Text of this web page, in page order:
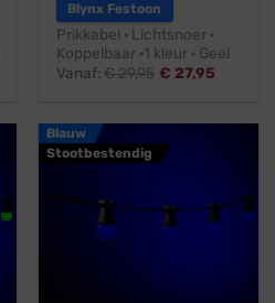
Blynx Festoon
Prikkabel · Lichtsnoer ·
Koppelbaar ·1 kleur · Geel
Vanaf:€29,95 € 27,95
Blauw
Stootbestendig